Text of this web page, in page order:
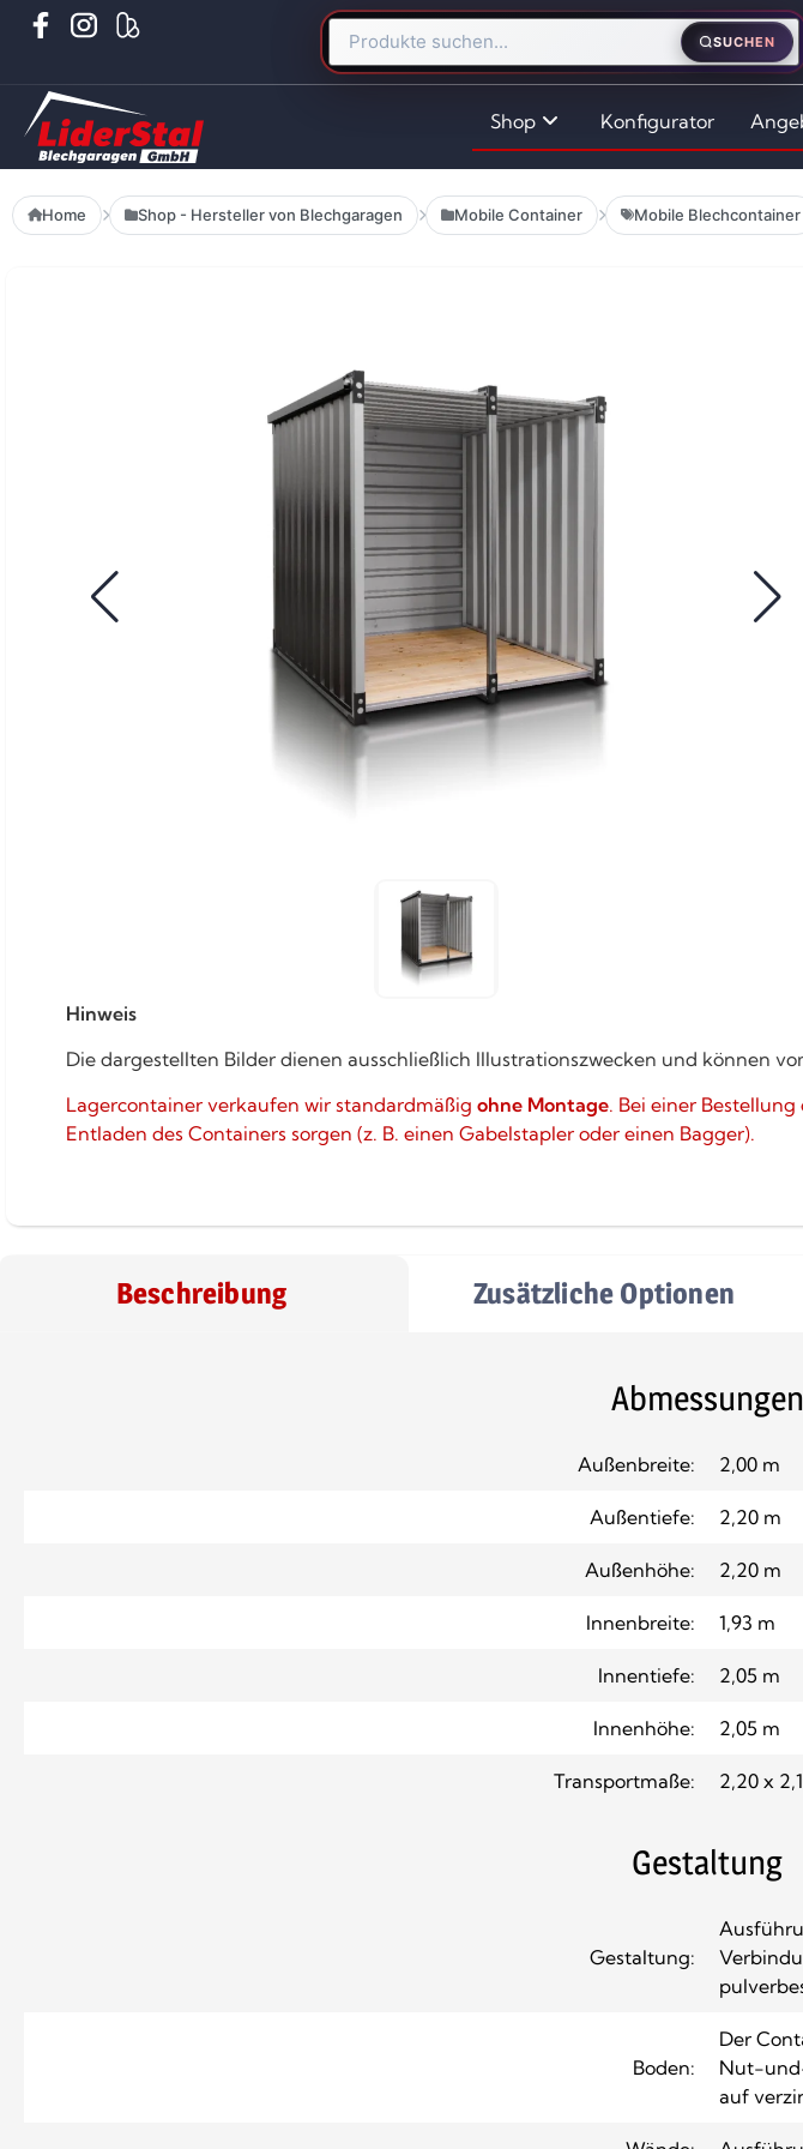
SUCHEN
Shop Konfigurator
Home Shop - Hersteller von Blechgaragen Mobile Container Mobile Blechcontainer
Hinweis
Die dargestellten Bilder dienen ausschließlich Illustrationszwecken und können
Lagercontainer verkaufen wir standardmäßig ohne Montage. Bei einer
Entladen des Containers sorgen (z. B. einen Gabelstapler oder einen Bagger).
Beschreibung Zusätzliche Optionen
Abmessungen
Außenbreite: 2,00 m
Außentiefe: 2,20 m
Außenhöhe: 2,20 m
Innenbreite: 1,93 m
Innentiefe: 2,05 m
Innenhöhe: 2,05 m
Transportmaße: 2,20 x
Gestaltung
Gestaltung:
Boden:
Der
Nut-
auf